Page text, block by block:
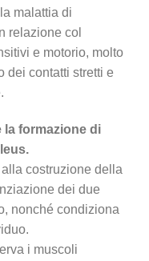
malattia di
relazione col
e motorio, molto
dei contatti stretti e
la formazione di
costruzione della
dei due
nonché condiziona
i muscoli